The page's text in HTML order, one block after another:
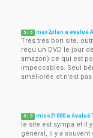
5 / 5 max2plan a évalué
Très très bon site.
reçu un DVD le jour
amazon) ce qui est
impeccables. Seul
améliorée et n'est
5 / 5 miss21000 a évalué
le site est sympa et il
général, il y a